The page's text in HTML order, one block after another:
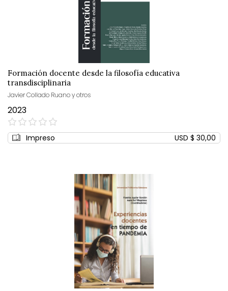
Formación docente desde la filosofía educativa
transdisciplinaria
Javier Collado Ruano y otros
2023
0%
Impreso USD $ 30,00